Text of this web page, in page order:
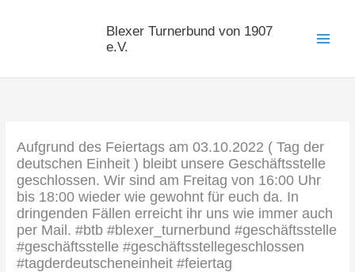
Blexer Turnerbund von 1907
e.V.
Aufgrund des Feiertags am 03.10.2022 ( Tag der
deutschen Einheit ) bleibt unsere Geschäftsstelle
geschlossen. Wir sind am Freitag von 16:00 Uhr
bis 18:00 wieder wie gewohnt für euch da. In
dringenden Fällen erreicht ihr uns wie immer auch
per Mail. #btb #blexer_turnerbund #geschäftsstelle
#geschäftsstelle #geschäftsstellegeschlossen
#tagderdeutscheneinheit #feiertag